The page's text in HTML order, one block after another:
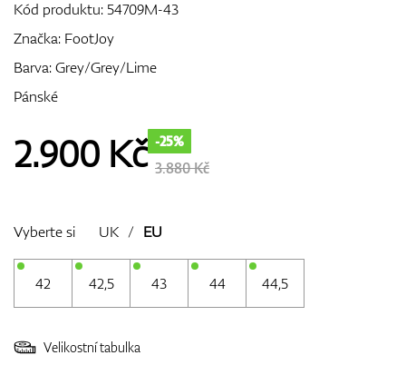
GPS/Dálkoměry
Doplňky
Dárkové poukazy
Kód produktu:54709M-43
Značka: FootJoy
Barva: Grey/Grey/Lime
Pánské
2.900 Kč -25%
3.880 Kč
Vyberte si UK / EU
42 42,5 43 44 44,5
Velikostní tabulka